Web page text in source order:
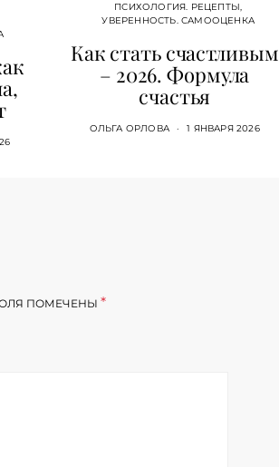
ПСИХОЛОГИЯ. РЕЦЕПТЫ
УВЕРЕННОСТЬ. САМООЦЕНКА
Как стать счастливым
– 2026. Формула
счастья
ОЛЬГА ОРЛОВА 1 ЯНВАРЯ 2026
ПОМЕЧЕНЫ *